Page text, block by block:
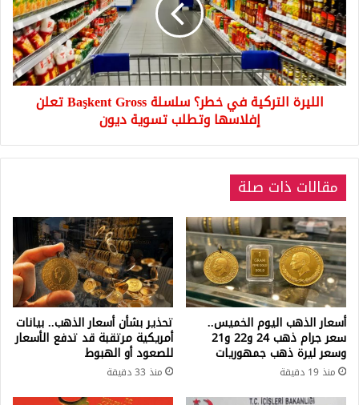
سلسلة
Başkent
Gross
تعلن
إفلاسها
وتطلب
الليرة التركية في خطر؟ سلسلة Başkent Gross تعلن
إفلاسها وتطلب تسوية ديون
مقالات ذات صلة
أسعار الذهب اليوم الخميس..
سعر جرام ذهب 24 و22 و21
وسعر ليرة ذهب جمهوريات
منذ 19 دقيقة
تحذير بشأن أسعار الذهب.. بيانات
أمريكية مرتقبة قد تدفع الأسعار
للصعود أو الهبوط
منذ 33 دقيقة